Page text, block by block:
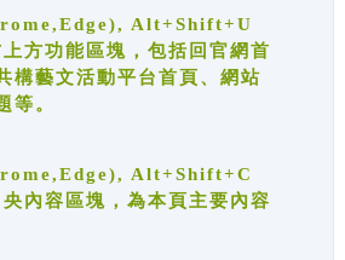
Alt+Shift+U
方功能區塊，包括回官網首
構藝文活動平台首頁、網站
等。
Alt+Shift+C
內容區塊，為本頁主要內容